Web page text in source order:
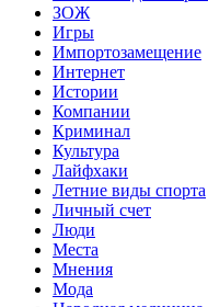
ЗОЖ
Игры
Импортозамещение
Интернет
Истории
Компании
Криминал
Культура
Лайфхаки
Летние виды спорта
Личный счет
Люди
Места
Мнения
Мода